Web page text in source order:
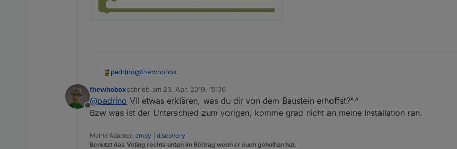
padrino@thewhobox
Wäre sowas möglich?
Offline
thewhoboxschrieb am 23. Apr. 2019, 15:36
zuletzt editiert von
@padrino Vll etwas erklären, was du dir von dem Baustein erhoffst?^^
Bzw was ist der Unterschied zum vorigen, komme grad nicht an meine Installation ran.
Meine Adapter: emby
discovery
Benutzt das Voting rechts unten im Beitrag wenn er euch geholfen hat.